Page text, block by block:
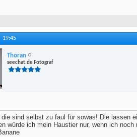
19:45
Thoran
seechat.de Fotograf
sind selbst zu faul für sowas! Die lassen
würde ich mein Haustier nur, wenn ich